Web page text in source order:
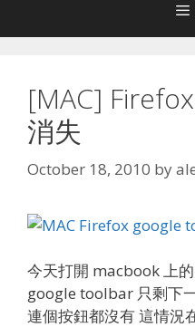
[MAC]
消失
October 18, 2010 by
今天打開 macbook 上
google toolbar 只剩下
連個按鈕都沒有 這情況